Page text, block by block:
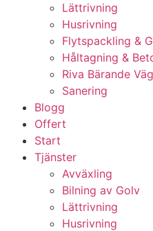
Lättrivning
Husrivning
Flytspackling &
Håltagning &
Riva Bärande
Sanering
Blogg
Offert
Start
Tjänster
Avväxling
Bilning av Golv
Lättrivning
Husrivning